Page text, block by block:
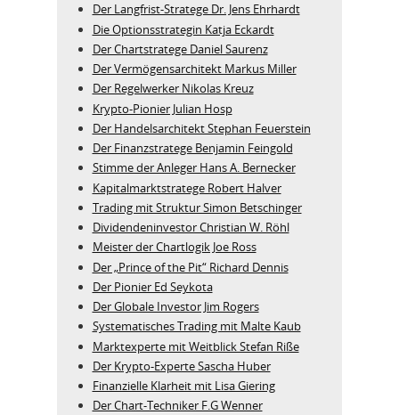
Der Langfrist-Stratege Dr. Jens Ehrhardt
Die Optionsstrategin Katja Eckardt
Der Chartstratege Daniel Saurenz
Der Vermögensarchitekt Markus Miller
Der Regelwerker Nikolas Kreuz
Krypto-Pionier Julian Hosp
Der Handelsarchitekt Stephan Feuerstein
Der Finanzstratege Benjamin Feingold
Stimme der Anleger Hans A. Bernecker
Kapitalmarktstratege Robert Halver
Trading mit Struktur Simon Betschinger
Dividendeninvestor Christian W. Röhl
Meister der Chartlogik Joe Ross
Der „Prince of the Pit“ Richard Dennis
Der Pionier Ed Seykota
Der Globale Investor Jim Rogers
Systematisches Trading mit Malte Kaub
Marktexperte mit Weitblick Stefan Riße
Der Krypto-Experte Sascha Huber
Finanzielle Klarheit mit Lisa Giering
Der Chart-Techniker F.G Wenner